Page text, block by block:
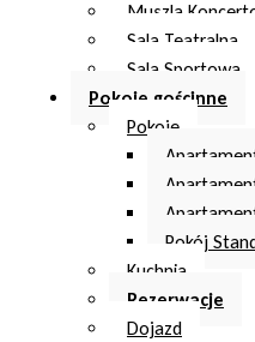
Muszla
Sala Teatralna
Sala Sportowa
Pokoje gościnne
Pokoje
Pokój
Kuchnia
Rezerwacje
Dojazd